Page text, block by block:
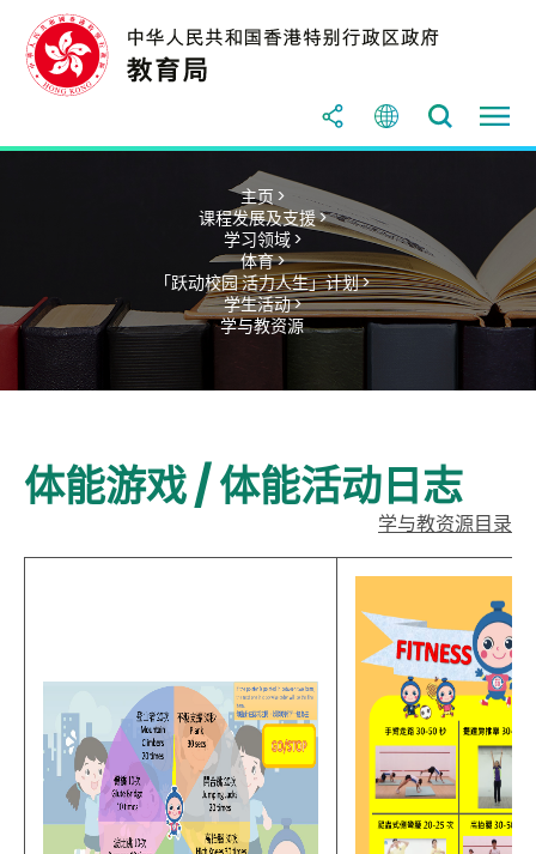
主页 >
课程发展及支援 >
学习领域 >
体育 >
「跃动校园 活力人生」计划 >
学生活动 >
学与教资源
体能游戏 / 体能活动日志
学与教资源目录